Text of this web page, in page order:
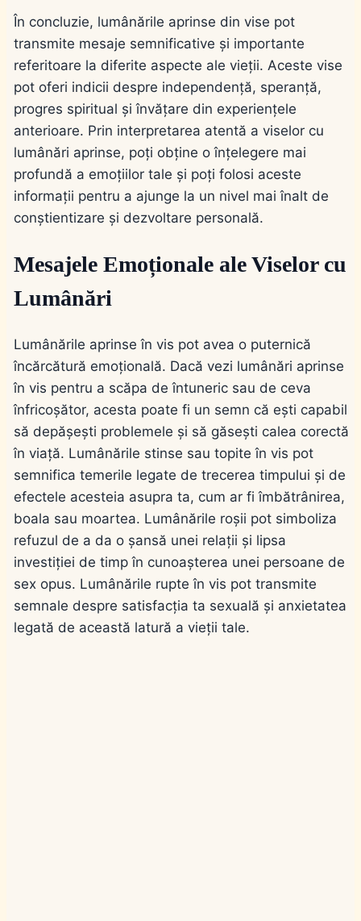
În concluzie, lumânările aprinse din vise pot
transmite mesaje semnificative și importante
referitoare la diferite aspecte ale vieții. Aceste vise
pot oferi indicii despre independență, speranță,
progres spiritual și învățare din experiențele
anterioare. Prin interpretarea atentă a viselor cu
lumânări aprinse, poți obține o înțelegere mai
profundă a emoțiilor tale și poți folosi aceste
informații pentru a ajunge la un nivel mai înalt de
conștientizare și dezvoltare personală.
Mesajele Emoționale ale Viselor cu
Lumânări
Lumânările aprinse în vis pot avea o puternică
încărcătură emoțională. Dacă vezi lumânări aprinse
în vis pentru a scăpa de întuneric sau de ceva
înfricoșător, acesta poate fi un semn că ești capabil
să depășești problemele și să găsești calea corectă
în viață. Lumânările stinse sau topite în vis pot
semnifica temerile legate de trecerea timpului și de
efectele acesteia asupra ta, cum ar fi îmbătrânirea,
boala sau moartea. Lumânările roșii pot simboliza
refuzul de a da o șansă unei relații și lipsa
investiției de timp în cunoașterea unei persoane de
sex opus. Lumânările rupte în vis pot transmite
semnale despre satisfacția ta sexuală și anxietatea
legată de această latură a vieții tale.